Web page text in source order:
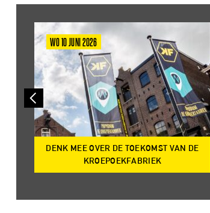
WO 10 JUNI 2026
DENK MEE OVER DE TOEKOMST VAN DE
KROEPOEKFABRIEK